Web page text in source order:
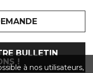
BULLETIN
!
à nos utilisateurs,